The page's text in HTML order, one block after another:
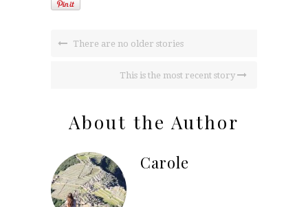
There are no older stories
This is the most recent story
About the Author
Carole